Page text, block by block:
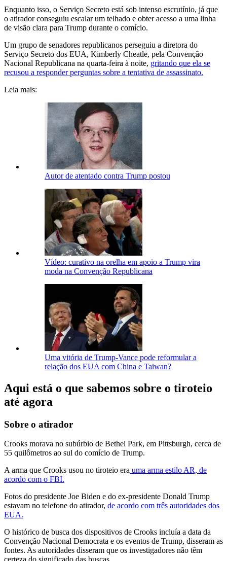
Enquanto isso, o Serviço Secreto está sob intenso escrutínio, já que
o atirador conseguiu escalar um telhado e obter acesso a uma linha
de visão clara para Trump durante o comício.
Um grupo de senadores republicanos perseguiu a diretora do
Serviço Secreto dos EUA, Kimberly Cheatle, pela Convenção
Nacional Republicana na quarta-feira à noite, gritando que ela se
recusou a responder perguntas sobre a tentativa de assassinato.
Leia mais:
Autor de atentado contra Trump postou
Vídeo: curativo na orelha em apoio a Trump vira
moda na Convenção Republicana
Uma vitória de Trump-Vance pode reformular a
relação dos EUA com China e Taiwan?
Aqui está o que sabemos sobre o tiroteio
até agora
Sobre o atirador
Crooks morava no subúrbio de Bethel Park, em Pittsburgh, cerca de
55 quilômetros ao sul do comício de Trump.
A arma que Crooks usou no tiroteio era uma arma estilo AR, de
acordo com o FBI.
Fotos do presidente Joe Biden e do ex-presidente Donald Trump
estavam no telefone do atirador, de acordo com três autoridades dos
EUA.
O histórico de busca dos dispositivos de Crooks incluía a data da
Convenção Nacional Democrata e os eventos de Trump, disseram as
fontes. As autoridades disseram que os investigadores não têm